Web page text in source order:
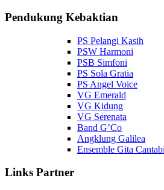
Pendukung Kebaktian
PS Pelangi Kasih
PSW Harmoni
PSB Simfoni
PS Sola Gratia
PS Angel Voice
VG Emerald
VG Kidung
VG Serenata
Band G’Co
Angklung Galilea
Ensemble Gita
Links Partner